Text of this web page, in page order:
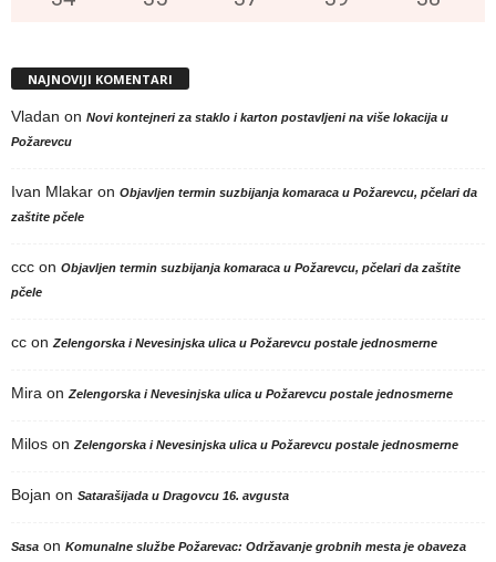
NAJNOVIJI KOMENTARI
Vladan on Novi kontejneri za staklo i karton postavljeni na više lokacija u
Požarevcu
Ivan Mlakar on Objavljen termin suzbijanja komaraca u Požarevcu, pčelari da
zaštite pčele
ccc on Objavljen termin suzbijanja komaraca u Požarevcu, pčelari da zaštite
pčele
cc on Zelengorska i Nevesinjska ulica u Požarevcu postale jednosmerne
Mira on Zelengorska i Nevesinjska ulica u Požarevcu postale jednosmerne
Milos on Zelengorska i Nevesinjska ulica u Požarevcu postale jednosmerne
Bojan on Satarašijada u Dragovcu 16. avgusta
Sasa on Komunalne službe Požarevac: Održavanje grobnih mesta je obaveza